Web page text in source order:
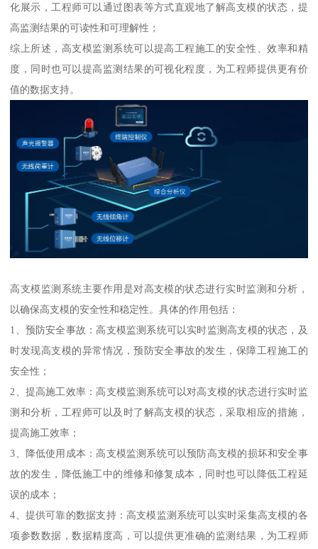
化展示，工程师可以通过图表等方式直观地了解高支模的状态，提
高监测结果的可读性和可理解性；
综上所述，高支模监测系统可以提高工程施工的安全性、效率和精
度，同时也可以提高监测结果的可视化程度，为工程师提供更有价
值的数据支持。
高支模监测系统主要作用是对高支模的状态进行实时监测和分析，
以确保高支模的安全性和稳定性。具体的作用包括：
1、预防安全事故：高支模监测系统可以实时监测高支模的状态，及
时发现高支模的异常情况，预防安全事故的发生，保障工程施工的
安全性；
2、提高施工效率：高支模监测系统可以对高支模的状态进行实时监
测和分析，工程师可以及时了解高支模的状态，采取相应的措施，
提高施工效率；
3、降低使用成本：高支模监测系统可以预防高支模的损坏和安全事
故的发生，降低施工中的维修和修复成本，同时也可以降低工程延
误的成本；
4、提供可靠的数据支持：高支模监测系统可以实时采集高支模的各
项参数数据，数据精度高，可以提供更准确的监测结果，为工程师